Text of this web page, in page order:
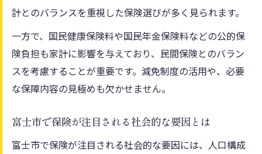
計とのバランスを重視した保険選びが多く見られます。
一方で、国民健康保険料や国民年金保険料などの公的保
険負担も家計に影響を与えており、民間保険とのバラン
スを考慮することが重要です。減免制度の活用や、必要
な保障内容の見極めも欠かせません。
富士市で保険が注目される社会的な要因とは
富士市で保険が注目される社会的な要因には、人口構成